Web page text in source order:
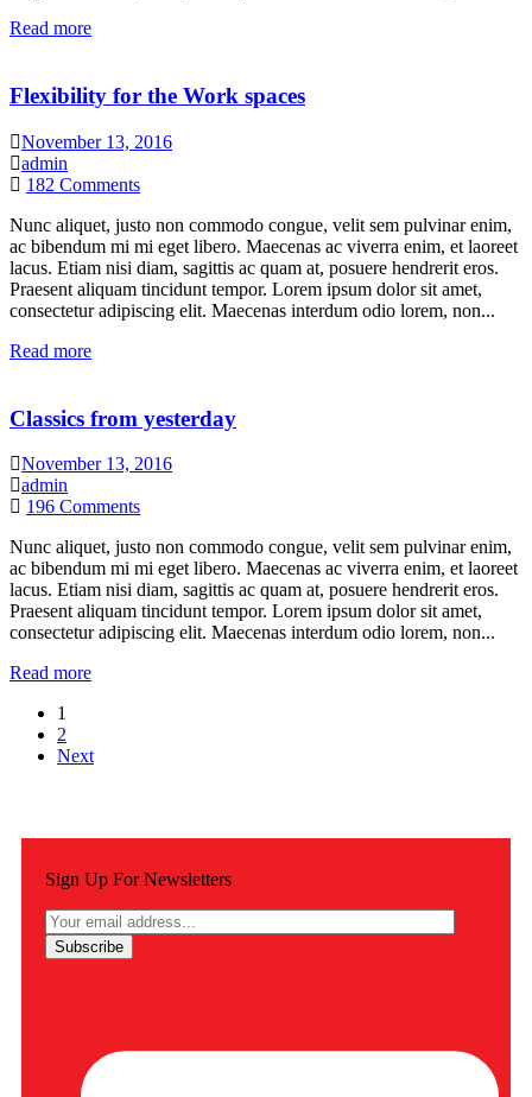
Read more
Flexibility for the Work spaces
November 13, 2016
admin
182 Comments
Nunc aliquet, justo non commodo congue, velit sem pulvinar enim,
ac bibendum mi mi eget libero. Maecenas ac viverra enim, et laoreet
lacus. Etiam nisi diam, sagittis ac quam at, posuere hendrerit eros.
Praesent aliquam tincidunt tempor. Lorem ipsum dolor sit amet,
consectetur adipiscing elit. Maecenas interdum odio lorem, non...
Read more
Classics from yesterday
November 13, 2016
admin
196 Comments
Nunc aliquet, justo non commodo congue, velit sem pulvinar enim,
ac bibendum mi mi eget libero. Maecenas ac viverra enim, et laoreet
lacus. Etiam nisi diam, sagittis ac quam at, posuere hendrerit eros.
Praesent aliquam tincidunt tempor. Lorem ipsum dolor sit amet,
consectetur adipiscing elit. Maecenas interdum odio lorem, non...
Read more
1
2
Next
Sign Up For Newsletters